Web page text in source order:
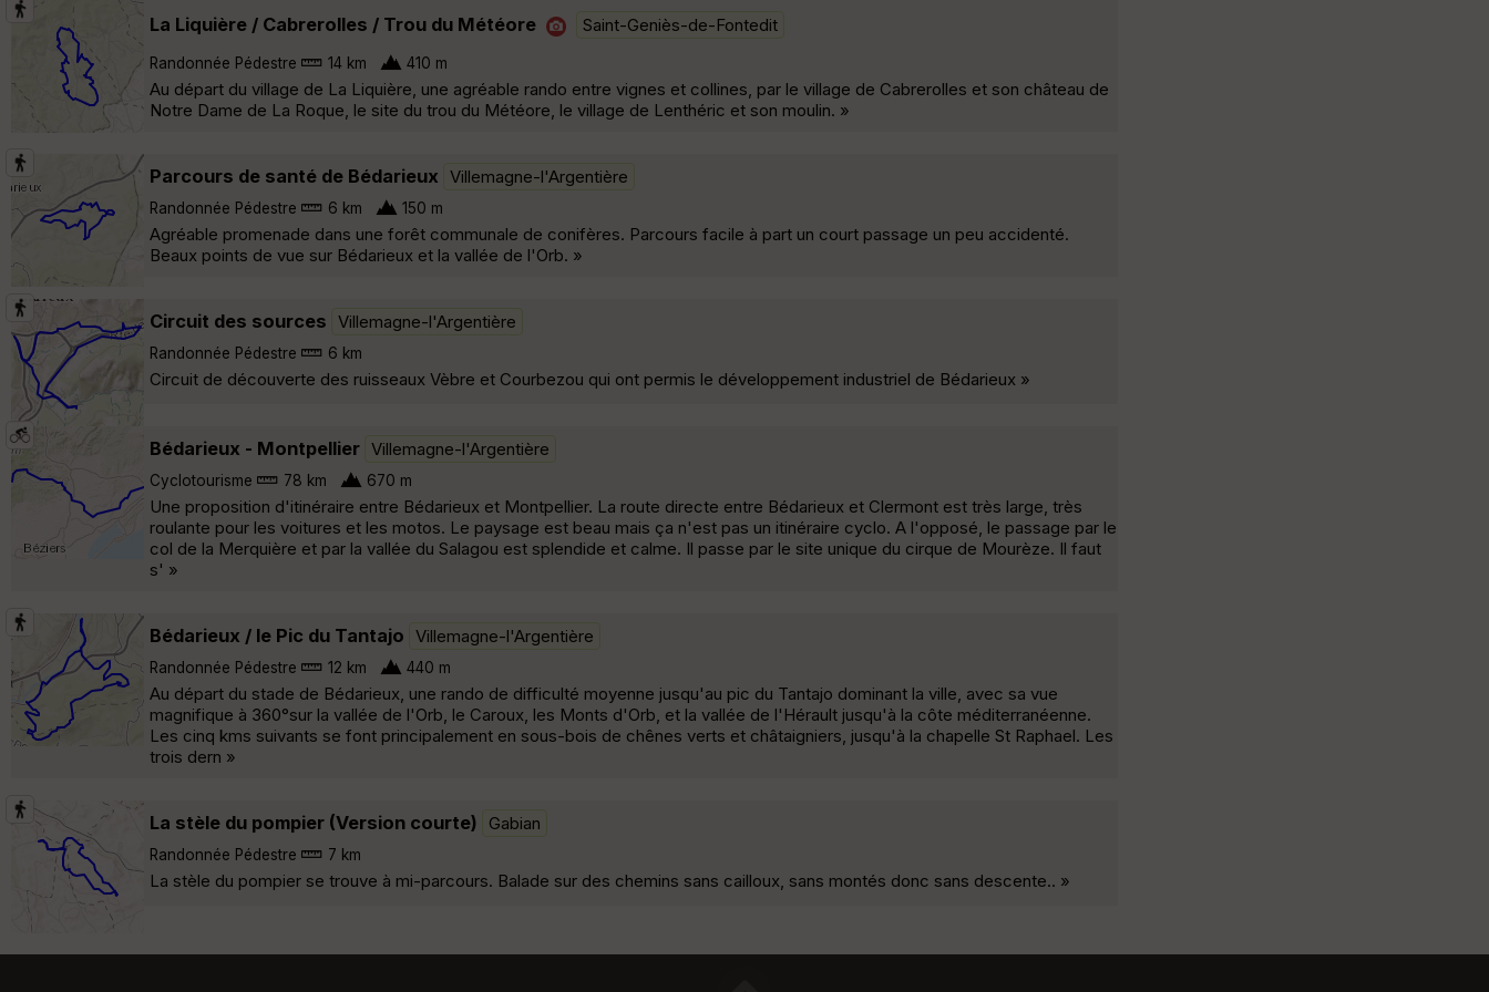
La Liquière / Cabrerolles / Trou du Météore Saint-Geniès-de-Fontedit
Randonnée Pédestre 14 km 410 m
Au départ du village de La Liquière, une agréable rando entre vignes et collines, par le village de Cabrerolles et son château de
Notre Dame de La Roque, le site du trou du Météore, le village de Lenthéric et son moulin. »
Parcours de santé de Bédarieux Villemagne-l'Argentière
Randonnée Pédestre 6 km 150 m
Agréable promenade dans une forêt communale de conifères. Parcours facile à part un court passage un peu accidenté.
Beaux points de vue sur Bédarieux et la vallée de l'Orb. »
Circuit des sources Villemagne-l'Argentière
Randonnée Pédestre 6 km
Circuit de découverte des ruisseaux Vèbre et Courbezou qui ont permis le développement industriel de Bédarieux »
Bédarieux - Montpellier Villemagne-l'Argentière
Cyclotourisme 78 km 670 m
Une proposition d'itinéraire entre Bédarieux et Montpellier. La route directe entre Bédarieux et Clermont est très large, très
roulante pour les voitures et les motos. Le paysage est beau mais ça n'est pas un itinéraire cyclo. A l'opposé, le passage par le
col de la Merquière et par la vallée du Salagou est splendide et calme. Il passe par le site unique du cirque de Mourèze. Il faut
s' »
Bédarieux / le Pic du Tantajo Villemagne-l'Argentière
Randonnée Pédestre 12 km 440 m
Au départ du stade de Bédarieux, une rando de difficulté moyenne jusqu'au pic du Tantajo dominant la ville, avec sa vue
magnifique à 360°sur la vallée de l'Orb, le Caroux, les Monts d'Orb, et la vallée de l'Hérault jusqu'à la côte méditerranéenne.
Les cinq kms suivants se font principalement en sous-bois de chênes verts et châtaigniers, jusqu'à la chapelle St Raphael. Les
trois dern »
La stèle du pompier (Version courte) Gabian
Randonnée Pédestre 7 km
La stèle du pompier se trouve à mi-parcours. Balade sur des chemins sans cailloux, sans montés donc sans descente.. »